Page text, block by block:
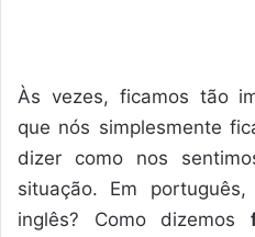
Às vezes, ficamos tão
que nós simplesmente
dizer como nos
situação. Em
inglês? Como dizemos